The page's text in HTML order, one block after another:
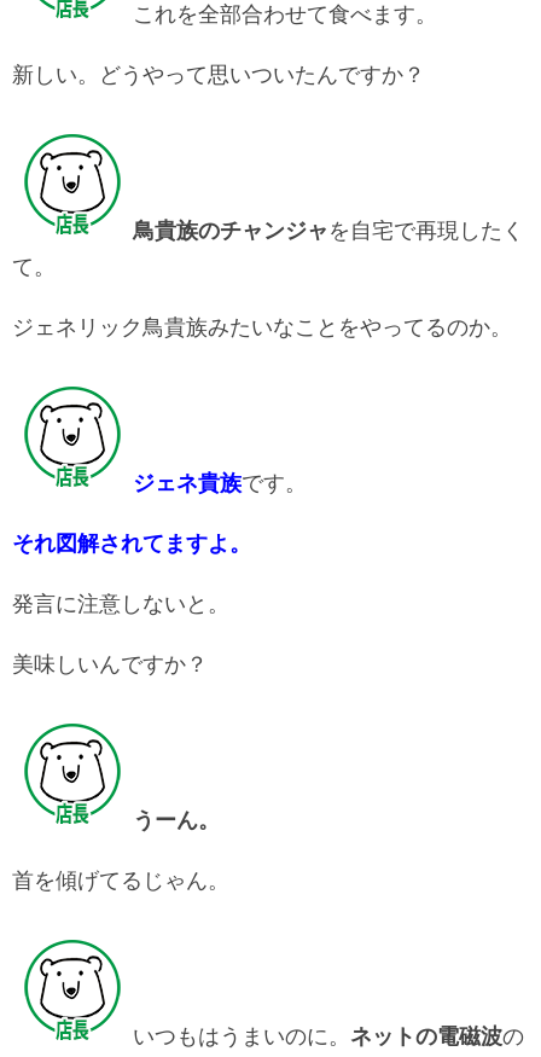
これを全部合わせて食べます。
新しい。どうやって思いついたんですか？
鳥貴族のチャンジャを自宅で再現したく
て。
ジェネリック鳥貴族みたいなことをやってるのか。
ジェネ貴族です。
それ図解されてますよ。
発言に注意しないと。
美味しいんですか？
うーん。
首を傾げてるじゃん。
いつもはうまいのに。 ネットの電磁波の